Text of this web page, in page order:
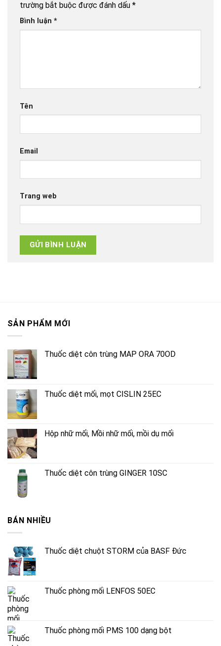
trường bắt buộc được đánh dấu *
Bình luận *
Tên
Email
Trang web
SẢN PHẨM MỚI
Thuốc diệt côn trùng MAP ORA 70OD
Thuốc diệt mối, mọt CISLIN 25EC
Hộp nhữ mối, Mồi nhữ mối, mồi dụ mối
Thuốc diệt côn trùng GINGER 10SC
BÁN NHIỀU
Thuốc diệt chuột STORM của BASF Đức
Thuốc phòng mối LENFOS 50EC
Thuốc phòng mối PMS 100 dạng bột